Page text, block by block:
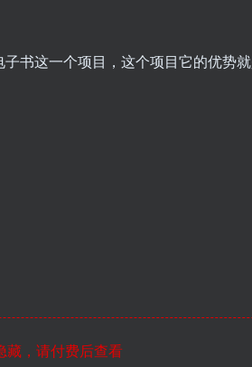
书这一个项目，这个项目它的优势
藏，请付费后查看